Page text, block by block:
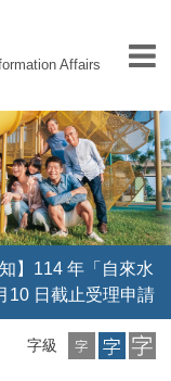
Affairs
知】114 年「自來水
10 日截止受理申請
字級
小
字
中
字
大
字